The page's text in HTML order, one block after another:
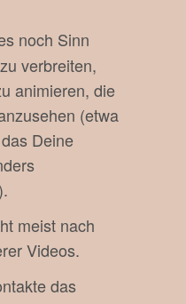
noch Sinn
verbreiten,
animieren, die
(etwa
Deine
meist nach
Videos.
das